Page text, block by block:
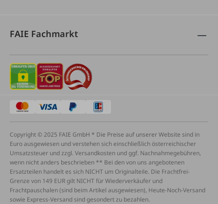
FAIE Fachmarkt
Copyright © 2025 FAIE GmbH * Die Preise auf unserer Website sind in
Euro ausgewiesen und verstehen sich einschließlich österreichischer
Umsatzsteuer und zzgl. Versandkosten und ggf. Nachnahmegebühren,
wenn nicht anders beschrieben ** Bei den von uns angebotenen
Ersatzteilen handelt es sich NICHT um Originalteile. Die Frachtfrei-
Grenze von 149 EUR gilt NICHT für Wiederverkäufer und
Frachtpauschalen (sind beim Artikel ausgewiesen), Heute-Noch-Versand
sowie Express-Versand sind gesondert zu bezahlen.